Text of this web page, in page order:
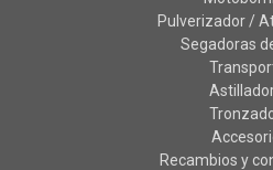
Pulverizador /
Segadoras
Recambios y